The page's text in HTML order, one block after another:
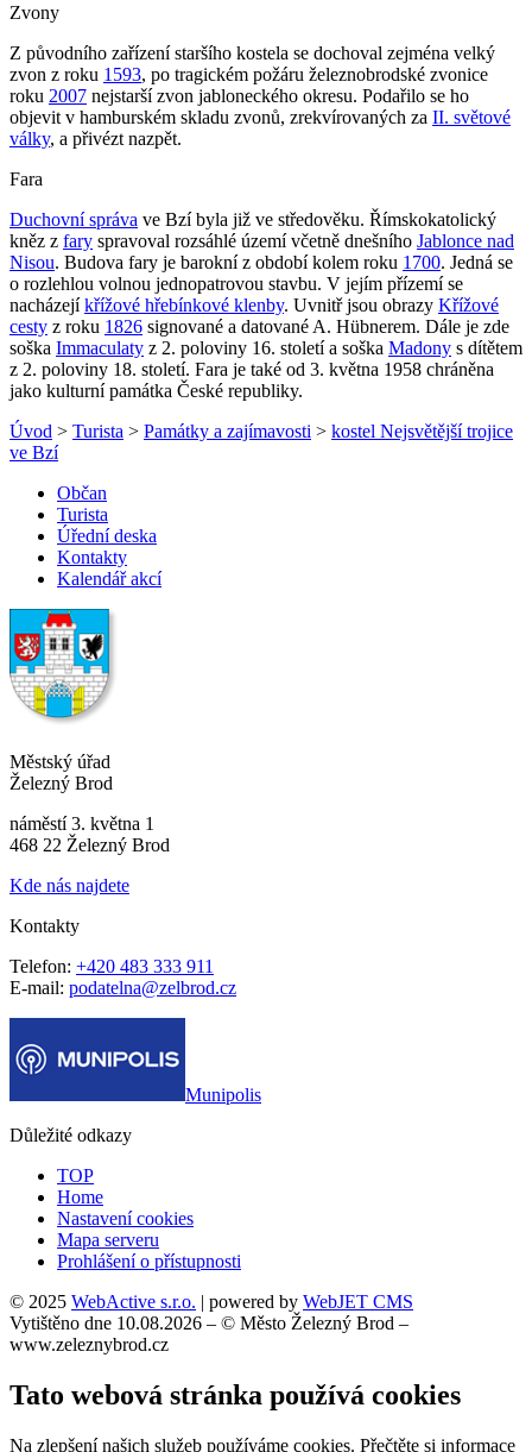
Zvony
Z původního zařízení staršího kostela se dochoval zejména velký
zvon z roku 1593, po tragickém požáru železnobrodské zvonice
roku 2007 nejstarší zvon jabloneckého okresu. Podařilo se ho
objevit v hamburském skladu zvonů, zrekvírovaných za II. světové
války, a přivézt nazpět.
Fara
Duchovní správa ve Bzí byla již ve středověku. Římskokatolický
kněz z fary spravoval rozsáhlé území včetně dnešního Jablonce nad
Nisou. Budova fary je barokní z období kolem roku 1700. Jedná se
o rozlehlou volnou jednopatrovou stavbu. V jejím přízemí se
nacházejíkřížové hřebínkové klenby. Uvnitř jsou obrazy Křížové
cesty z roku 1826 signované a datované A. Hübnerem. Dále je zde
soška Immaculaty z 2. poloviny 16. století a soška Madony s dítětem
z 2. poloviny 18. století. Fara je také od 3. května 1958 chráněna
jako kulturní památka České republiky.
Úvod > Turista > Památky a zajímavosti > kostel Nejsvětější trojice
ve Bzí
Občan
Turista
Úřední deska
Kontakty
Kalendář akcí
Městský úřad
Železný Brod
náměstí 3. května 1
468 22 Železný Brod
Kde nás najdete
Kontakty
Telefon: +420 483 333 911
E-mail: podatelna@zelbrod.cz
Munipolis
Důležité odkazy
TOP
Home
Nastavení cookies
Mapa serveru
Prohlášení o přístupnosti
© 2025 WebActive s.r.o. | powered by WebJET CMS
Vytištěno dne 10.08.2026 – © Město Železný Brod –
www.zeleznybrod.cz
Tato webová stránka používá cookies
Na zlepšení našich služeb používáme cookies. Přečtěte si informace